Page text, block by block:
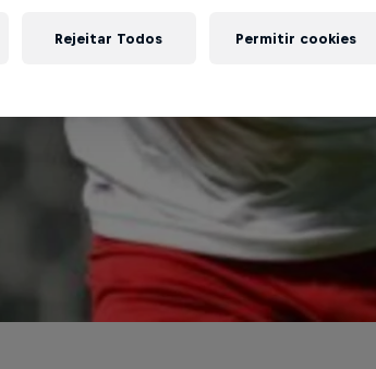
Rejeitar Todos Permitir cookies